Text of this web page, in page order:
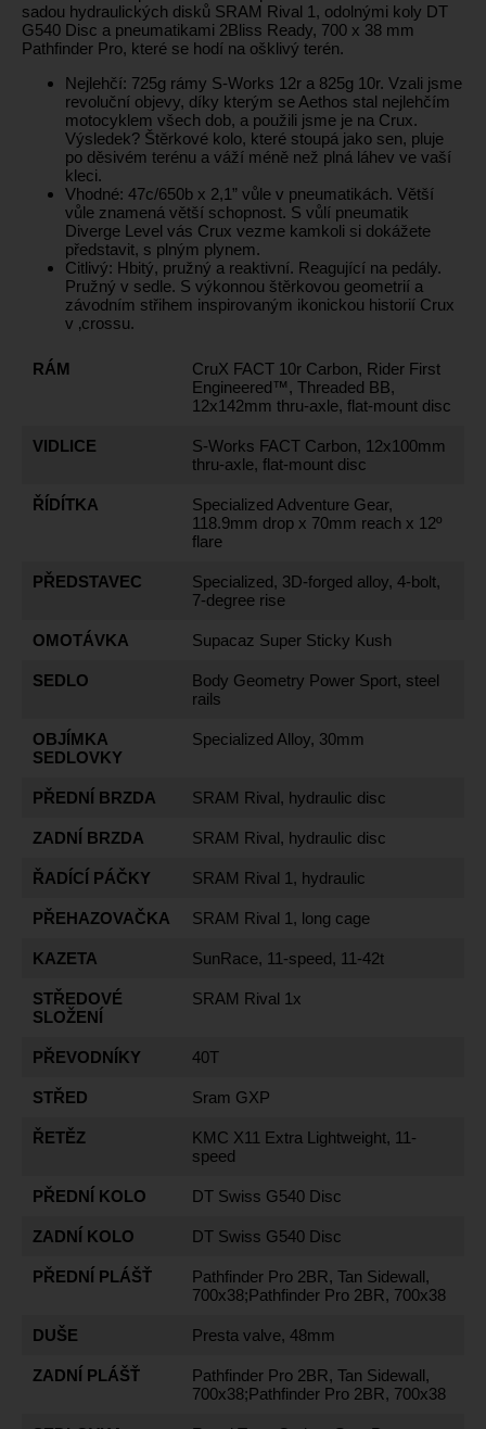
sadou hydraulických disků SRAM Rival 1, odolnými koly DT
G540 Disc a pneumatikami 2Bliss Ready, 700 x 38 mm
Pathfinder Pro, které se hodí na ošklivý terén.
Nejlehčí: 725g rámy S-Works 12r a 825g 10r. Vzali jsme
revoluční objevy, díky kterým se Aethos stal nejlehčím
motocyklem všech dob, a použili jsme je na Crux.
Výsledek? Štěrkové kolo, které stoupá jako sen, pluje
po děsivém terénu a váží méně než plná láhev ve vaší
kleci.
Vhodné: 47c/650b x 2,1” vůle v pneumatikách. Větší
vůle znamená větší schopnost. S vůlí pneumatik
Diverge Level vás Crux vezme kamkoli si dokážete
představit, s plným plynem.
Citlivý: Hbitý, pružný a reaktivní. Reagující na pedály.
Pružný v sedle. S výkonnou štěrkovou geometrií a
závodním střihem inspirovaným ikonickou historií Crux
v ‚crossu.
RÁM
CruX FACT 10r Carbon, Rider First
Engineered™, Threaded BB,
12x142mm thru-axle, flat-mount disc
VIDLICE
S-Works FACT Carbon, 12x100mm
thru-axle, flat-mount disc
ŘÍDÍTKA
Specialized Adventure Gear,
118.9mm drop x 70mm reach x 12º
flare
PŘEDSTAVEC
Specialized, 3D-forged alloy, 4-bolt,
7-degree rise
OMOTÁVKA Supacaz Super Sticky Kush
SEDLO
Body Geometry Power Sport, steel
rails
OBJÍMKA
SEDLOVKY
Specialized Alloy, 30mm
PŘEDNÍ BRZDA SRAM Rival, hydraulic disc
ZADNÍ BRZDA SRAM Rival, hydraulic disc
ŘADÍCÍ PÁČKY SRAM Rival 1, hydraulic
PŘEHAZOVAČKA SRAM Rival 1, long cage
KAZETA SunRace, 11-speed, 11-42t
STŘEDOVÉ
SLOŽENÍ
SRAM Rival 1x
PŘEVODNÍKY 40T
STŘED Sram GXP
ŘETĚZ
KMC X11 Extra Lightweight, 11-
speed
PŘEDNÍ KOLO DT Swiss G540 Disc
ZADNÍ KOLO DT Swiss G540 Disc
PŘEDNÍ PLÁŠŤ
Pathfinder Pro 2BR, Tan Sidewall,
700x38;Pathfinder Pro 2BR, 700x38
DUŠE Presta valve, 48mm
ZADNÍ PLÁŠŤ
Pathfinder Pro 2BR, Tan Sidewall,
700x38;Pathfinder Pro 2BR, 700x38